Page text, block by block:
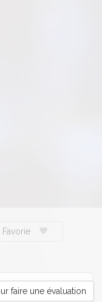
faire une évaluation
Favorie